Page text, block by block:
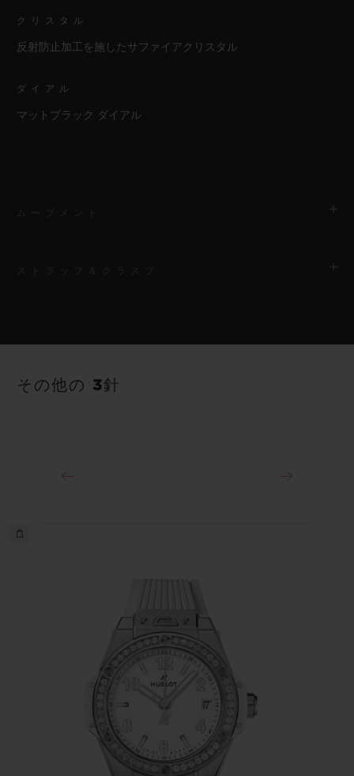
クリスタル
反射防止加工を施したサファイアクリスタル
ダイアル
マットブラック ダイアル
50時間
ストラップ
その他の 3針